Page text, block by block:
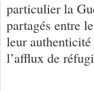
particulier la
partagés entre
leur
l’afflux de